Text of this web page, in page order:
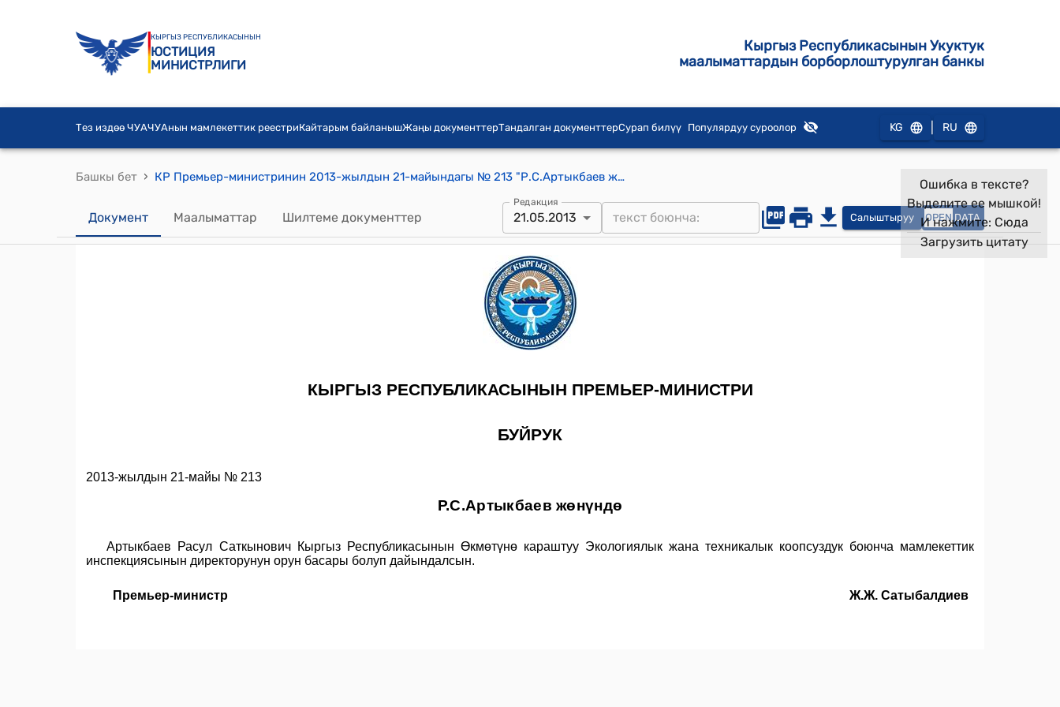
КЫРГЫЗ РЕСПУБЛИКАСЫНЫН
ЮСТИЦИЯ
МИНИСТРЛИГИ
Кыргыз Республикасынын Укуктук
маалыматтардын борборлоштурулган банкы
Тез издөө ЧУАЧУАнын мамлекеттик реестриКайтарым байланышЖаңы документтерТандалган документтерСурап билүү Популярдуу суроолор KG RU
Башкы бет › КР Премьер-министринин 2013-жылдын 21-майындагы № 213 "Р.С.Артыкбаев жөнүндө" буйругу
Документ Маалыматтар Шилтеме документтер
Редакция
21.05.2013 Салыштыруу OPEN DATA
Ошибка в тексте?
Выделите ее мышкой!
И нажмите: Сюда
Загрузить цитату